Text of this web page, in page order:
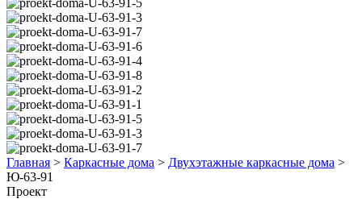
Главная > Каркасные дома > Двухэтажные каркасные дома >
Ю-63-91
Проект